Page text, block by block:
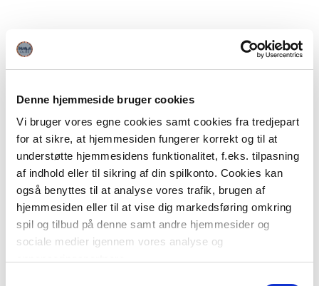
Denne hjemmeside bruger cookies
Vi bruger vores egne cookies samt cookies fra tredjepart
for at sikre, at hjemmesiden fungerer korrekt og til at
understøtte hjemmesidens funktionalitet, f.eks. tilpasning
af indhold eller til sikring af din spilkonto. Cookies kan
også benyttes til at analyse vores trafik, brugen af
hjemmesiden eller til at vise dig markedsføring omkring
spil og tilbud på denne samt andre hjemmesider og
sociale medier igennem vores analyse og